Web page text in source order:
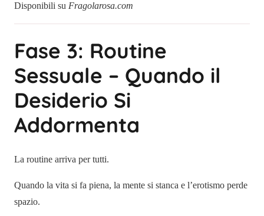
Disponibili su Fragolarosa.com
Fase 3: Routine
Sessuale – Quando il
Desiderio Si
Addormenta
La routine arriva per tutti.
Quando la vita si fa piena, la mente si stanca e l’erotismo perde
spazio.